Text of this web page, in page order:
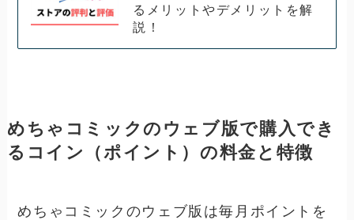
るメリットやデメリットを解
説！
めちゃコミックのウェブ版で購入でき
るコイン（ポイント）の料金と特徴
めちゃコミックのウェブ版は毎月ポイントを